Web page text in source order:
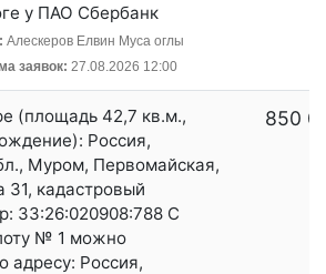
у ПАО Сбербанк
Алескеров Елвин Муса оглы
заявок: 27.08.2026 12:00
(площадь 42,7 кв.м.,
Россия,
Муром, Первомайская,
31, кадастровый
33:26:020908:788 С
№ 1 можно
адресу: Россия,
850